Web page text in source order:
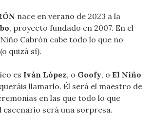
nace en verano de 2023 a la
, proyecto fundado en 2007. En el
Cabrón cabe todo lo que no
(o quizá sí).
es Iván López, o Goofy, o El Niño
llamarlo. Él será el maestro de
en las que todo lo que
escenario será una sorpresa.